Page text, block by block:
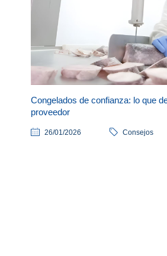
Congelados de confianza: lo que
proveedor
26/01/2026 Consejos